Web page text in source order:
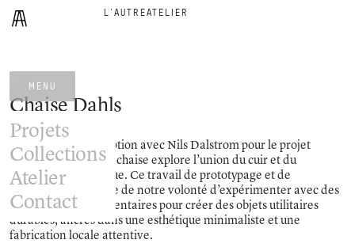
L'AUTREATELIER
MENU
Projets
Collections
Atelier
Contact
Chaise Dahls
Issu d’une co-conception avec Nils Dalstrom pour le projet
«Dans le sac», cette chaise explore l’union du cuir et du
contreplaqué Baltique. Ce travail de prototypage et de
fabrication témoigne de notre volonté d’expérimenter avec des
matériaux complémentaires pour créer des objets utilitaires
durables, ancrés dans une esthétique minimaliste et une
fabrication locale attentive.